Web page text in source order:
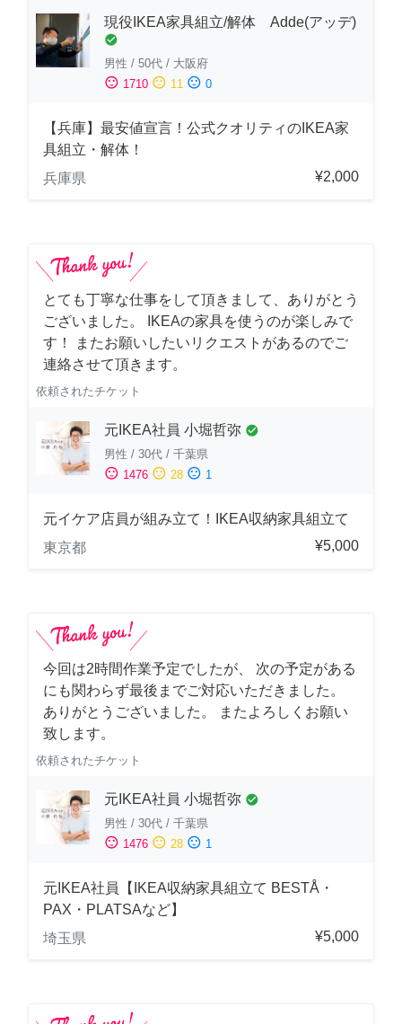
現役IKEA家具組立/解体 Adde(アッデ)
check_circle
男性 / 50代 / 大阪府
sentiment_satisfied 1710 sentiment_neutral 11 sentiment_dissatisfied 0
【兵庫】最安値宣言！公式クオリティのIKEA家
具組立・解体！
兵庫県
¥2,000
とても丁寧な仕事をして頂きまして、ありがとう
ございました。 IKEAの家具を使うのが楽しみで
す！ またお願いしたいリクエストがあるのでご
連絡させて頂きます。
依頼されたチケット
元IKEA社員 小堀哲弥 check_circle
男性 / 30代 / 千葉県
sentiment_satisfied 1476 sentiment_neutral 28 sentiment_dissatisfied 1
元イケア店員が組み立て！IKEA収納家具組立て
東京都
¥5,000
今回は2時間作業予定でしたが、 次の予定がある
にも関わらず最後までご対応いただきました。
ありがとうございました。 またよろしくお願い
致します。
依頼されたチケット
元IKEA社員 小堀哲弥 check_circle
男性 / 30代 / 千葉県
sentiment_satisfied 1476 sentiment_neutral 28 sentiment_dissatisfied 1
元IKEA社員【IKEA収納家具組立て BESTÅ・
PAX・PLATSAなど】
埼玉県
¥5,000